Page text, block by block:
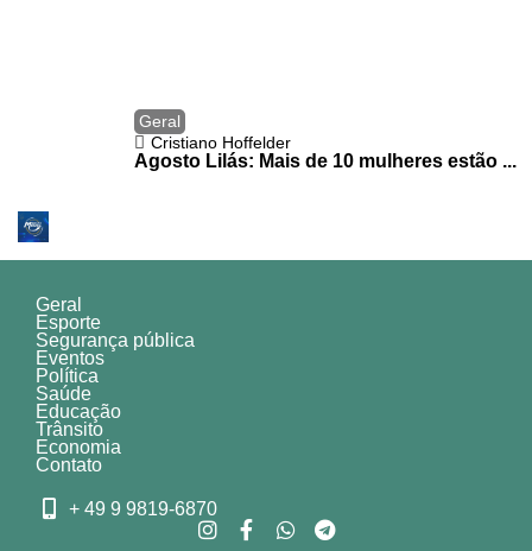
Geral
Cristiano Hoffelder
Agosto Lilás: Mais de 10 mulheres estão ...
Geral
Esporte
Segurança pública
Eventos
Política
Saúde
Educação
Trânsito
Economia
Contato
+ 49 9 9819-6870